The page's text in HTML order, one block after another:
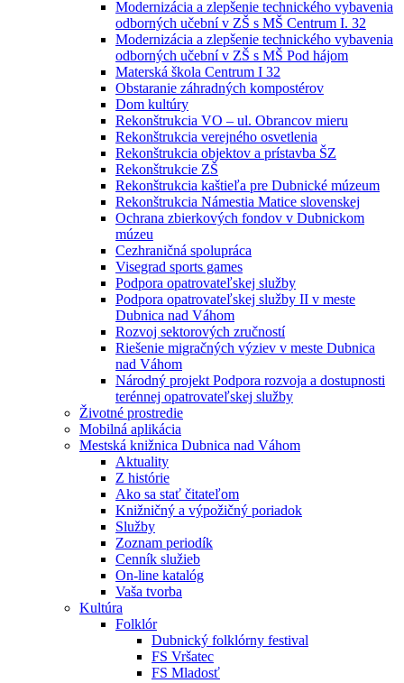
Modernizácia a zlepšenie technického vybavenia
odborných učební v ZŠ s MŠ Centrum I. 32
Modernizácia a zlepšenie technického vybavenia
odborných učební v ZŠ s MŠ Pod hájom
Materská škola Centrum I 32
Obstaranie záhradných kompostérov
Dom kultúry
Rekonštrukcia VO – ul. Obrancov mieru
Rekonštrukcia verejného osvetlenia
Rekonštrukcia objektov a prístavba ŠZ
Rekonštrukcie ZŠ
Rekonštrukcia kaštieľa pre Dubnické múzeum
Rekonštrukcia Námestia Matice slovenskej
Ochrana zbierkových fondov v Dubnickom
múzeu
Cezhraničná spolupráca
Visegrad sports games
Podpora opatrovateľskej služby
Podpora opatrovateľskej služby II v meste
Dubnica nad Váhom
Rozvoj sektorových zručností
Riešenie migračných výziev v meste Dubnica
nad Váhom
Národný projekt Podpora rozvoja a dostupnosti
terénnej opatrovateľskej služby
Životné prostredie
Mobilná aplikácia
Mestská knižnica Dubnica nad Váhom
Aktuality
Z histórie
Ako sa stať čitateľom
Knižničný a výpožičný poriadok
Služby
Zoznam periodík
Cenník služieb
On-line katalóg
Vaša tvorba
Kultúra
Folklór
Dubnický folklórny festival
FS Vršatec
FS Mladosť